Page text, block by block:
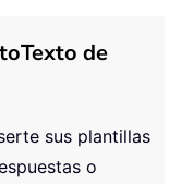
de
sus plantillas
o